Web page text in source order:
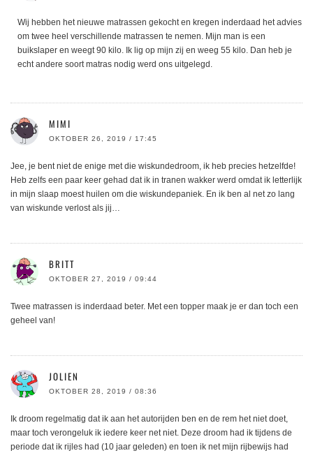
Wij hebben het nieuwe matrassen gekocht en kregen inderdaad het advies
om twee heel verschillende matrassen te nemen. Mijn man is een
buikslaper en weegt 90 kilo. Ik lig op mijn zij en weeg 55 kilo. Dan heb je
echt andere soort matras nodig werd ons uitgelegd.
MIMI
OKTOBER 26, 2019 / 17:45
Jee, je bent niet de enige met die wiskundedroom, ik heb precies hetzelfde!
Heb zelfs een paar keer gehad dat ik in tranen wakker werd omdat ik letterlijk
in mijn slaap moest huilen om die wiskundepaniek. En ik ben al net zo lang
van wiskunde verlost als jij…
BRITT
OKTOBER 27, 2019 / 09:44
Twee matrassen is inderdaad beter. Met een topper maak je er dan toch een
geheel van!
JOLIEN
OKTOBER 28, 2019 / 08:36
Ik droom regelmatig dat ik aan het autorijden ben en de rem het niet doet,
maar toch verongeluk ik iedere keer net niet. Deze droom had ik tijdens de
periode dat ik rijles had (10 jaar geleden) en toen ik net mijn rijbewijs had